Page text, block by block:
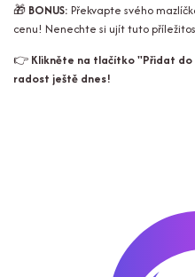
🎁 BONUS: Překvapte svého
cenu! Nenechte si ujít tuto
👉 Klikněte na tlačítko "Přidat
radost ještě dnes!